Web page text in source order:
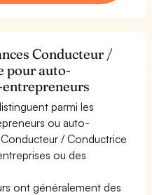
Conducteur /
pour auto-
parmi les
ou auto-
/ Conductrice
ou des
ont généralement des